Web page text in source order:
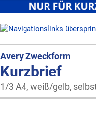
Avery Zweckform
Kurzbrief
1/3 A4, weiß/gelb,